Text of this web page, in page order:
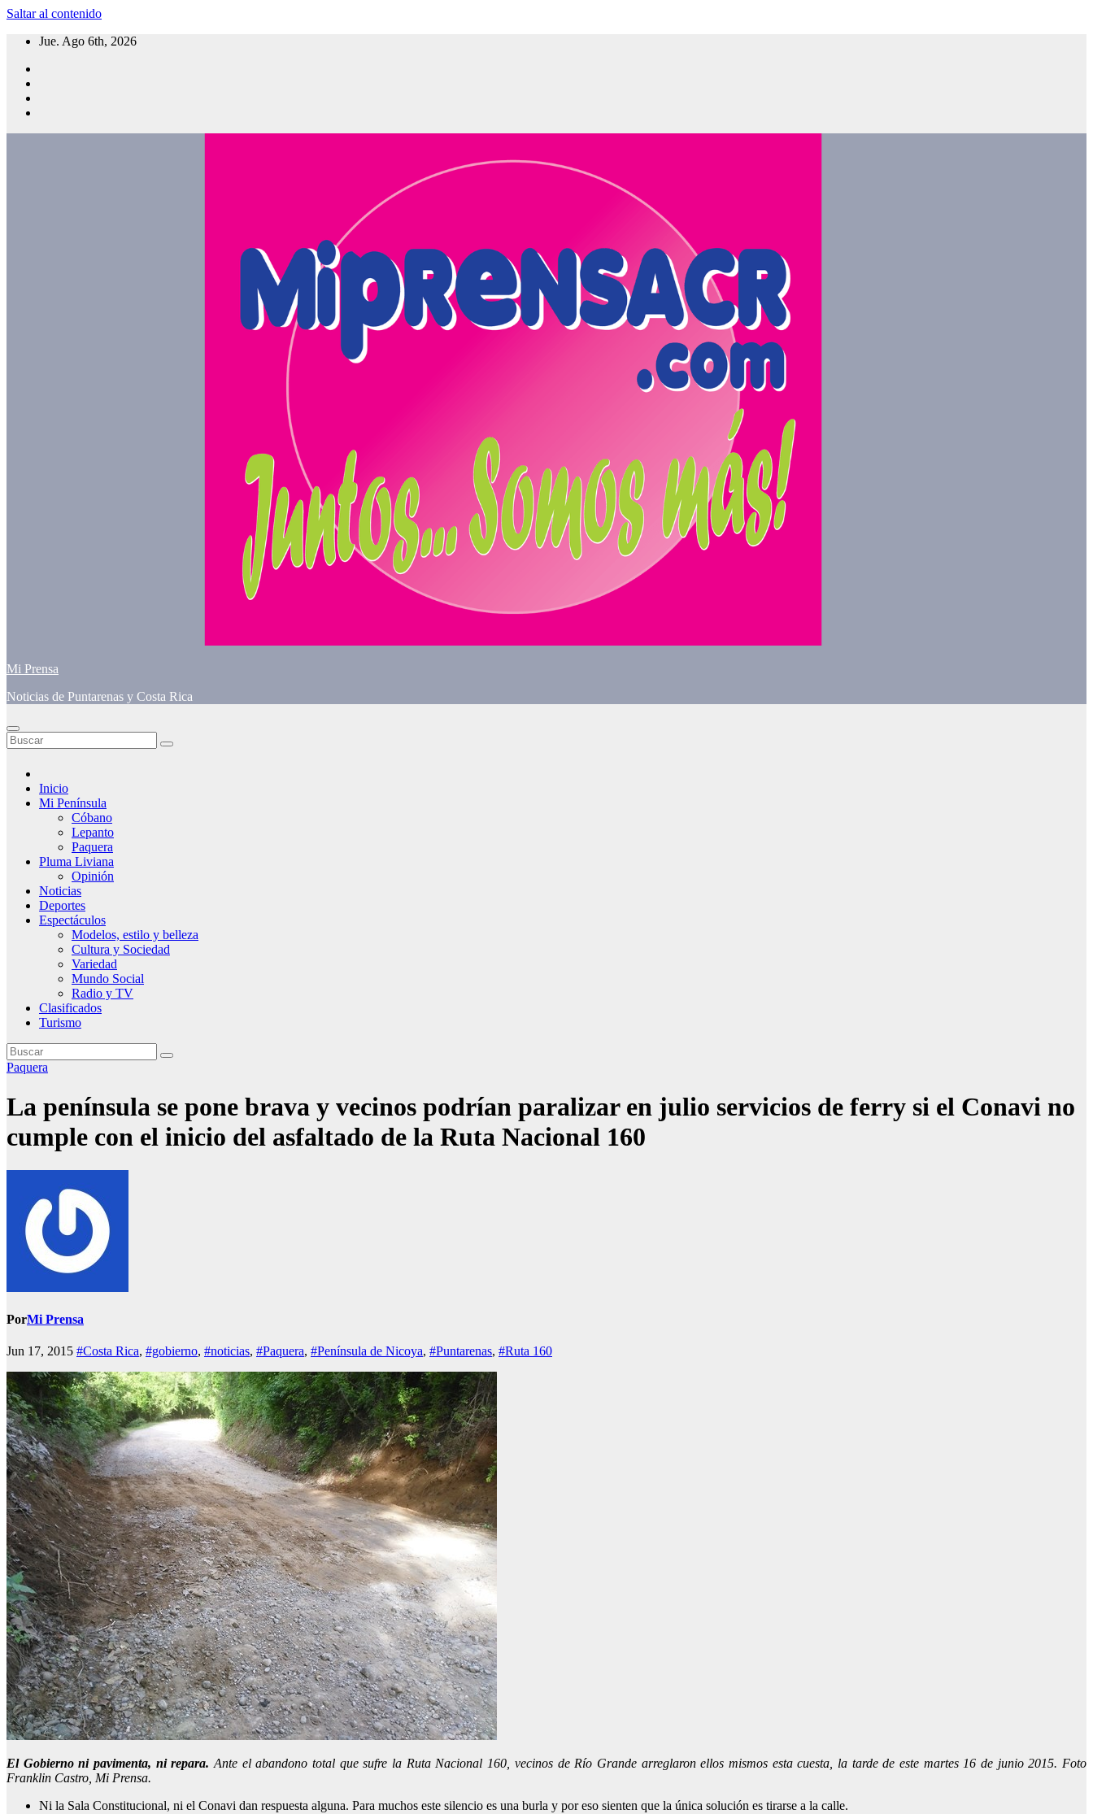
Saltar al contenido
Jue. Ago 6th, 2026
Mi Prensa
Noticias de Puntarenas y Costa Rica
Inicio
Mi Península
Cóbano
Lepanto
Paquera
Pluma Liviana
Opinión
Noticias
Deportes
Espectáculos
Modelos, estilo y belleza
Cultura y Sociedad
Variedad
Mundo Social
Radio y TV
Clasificados
Turismo
Paquera
La península se pone brava y vecinos podrían paralizar en julio servicios de ferry si el Conavi no
cumple con el inicio del asfaltado de la Ruta Nacional 160
PorMi Prensa
Jun 17, 2015 #Costa Rica, #gobierno, #noticias, #Paquera, #Península de Nicoya, #Puntarenas, #Ruta 160
El Gobierno ni pavimenta, ni repara. Ante el abandono total que sufre la Ruta Nacional 160, vecinos de Río Grande arreglaron ellos mismos esta cuesta, la tarde de este martes 16 de junio 2015. Foto
Franklin Castro, Mi Prensa.
Ni la Sala Constitucional, ni el Conavi dan respuesta alguna. Para muchos este silencio es una burla y por eso sienten que la única solución es tirarse a la calle.